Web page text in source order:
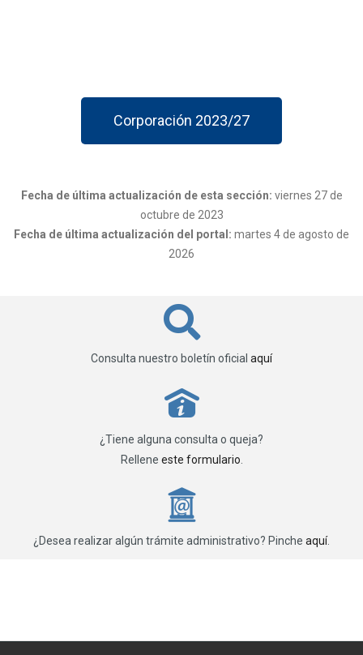
Corporación 2023/27
Fecha de última actualización de esta sección: viernes 27 de
octubre de 2023
Fecha de última actualización del portal: martes 4 de agosto de
2026
Consulta nuestro boletín oficial aquí
P
¿Tiene alguna consulta o queja?
Rellene este formulario
_
¿Desea realizar algún trámite administrativo? Pinche aquí.